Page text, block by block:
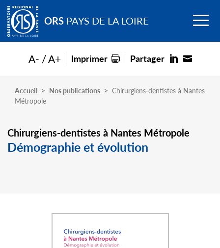
Go to
main
content ORS PAYS DE LA LOIRE Menu
Accueil Nos publications
Chirurgiens-dentistes à Nantes
Métropole
Chirurgiens-dentistes à Nantes Métropole
Démographie et évolution
A- A+ Imprimer Partager